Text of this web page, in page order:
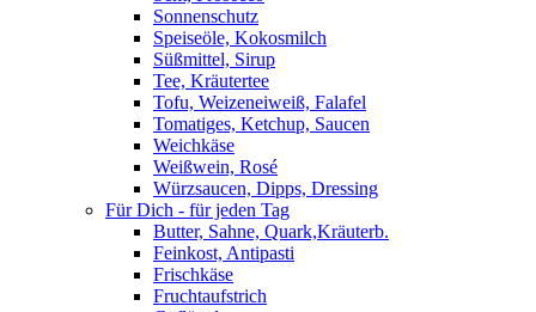
Sonnenschutz
Speiseöle, Kokosmilch
Süßmittel, Sirup
Tee, Kräutertee
Tofu, Weizeneiweiß, Falafel
Tomatiges, Ketchup, Saucen
Weichkäse
Weißwein, Rosé
Würzsaucen, Dipps, Dressing
Für Dich - für jeden Tag
Butter, Sahne, Quark,Kräuterb.
Feinkost, Antipasti
Frischkäse
Fruchtaufstrich